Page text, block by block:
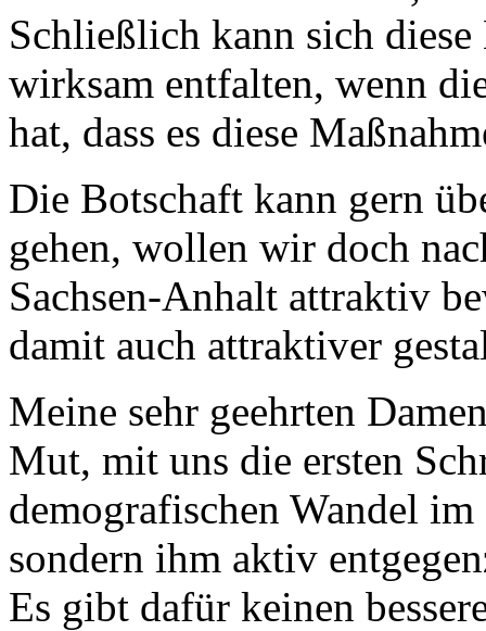
Schließlich kann sich
wirksam entfalten, wenn
hat, dass es diese
Die Botschaft kann gern
gehen, wollen wir doch
Sachsen-Anhalt attraktiv
damit auch attraktiver
Meine sehr geehrten
Mut, mit uns die ersten
demografischen Wandel
sondern ihm aktiv
Es gibt dafür keinen